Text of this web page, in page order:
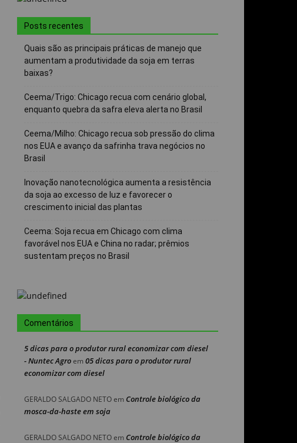
Posts recentes
Quais são as principais práticas de manejo que
aumentam a produtividade da soja em terras
baixas?
Ceema/Trigo: Chicago recua com cenário global,
enquanto quebra da safra eleva alerta no Brasil
Ceema/Milho: Chicago recua sob pressão do clima
nos EUA e avanço da safrinha trava negócios no
Brasil
Inovação nanotecnológica aumenta a resistência
da soja ao excesso de luz e favorecer o
crescimento inicial das plantas
Ceema: Soja recua em Chicago com clima
favorável nos EUA e China no radar; prêmios
sustentam preços no Brasil
Comentários
5 dicas para o produtor rural economizar com diesel
- Nuntec Agroem 05 dicas para o produtor rural
economizar com diesel
GERALDO SALGADO NETOem Controle biológico da
mosca-da-haste em soja
GERALDO SALGADO NETOem Controle biológico da